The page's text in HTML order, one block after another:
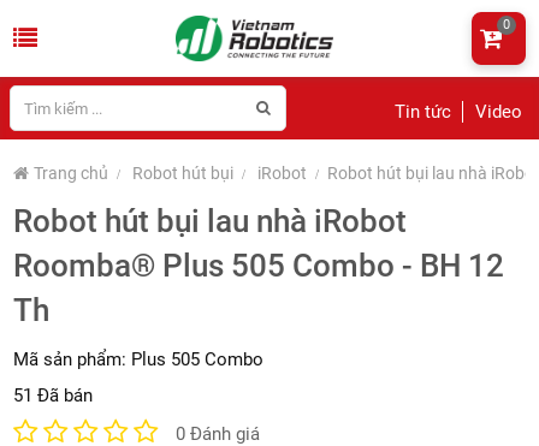
Tin tức Video
0
Trang chủ Robot hút bụi iRobot Robot hút bụi lau nhà
Robot hút bụi lau nhà iRobot
Roomba® Plus 505 Combo - BH 12
Th
Mã sản phẩm: Plus 505 Combo
51 Đã bán
0 Đánh giá